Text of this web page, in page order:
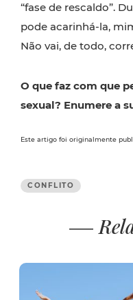
“fase de rescaldo”.
pode acarinhá-la,
Não vai, de todo,
O que faz com que
sexual? Enumere a
Este artigo foi originalmente
CONFLITO